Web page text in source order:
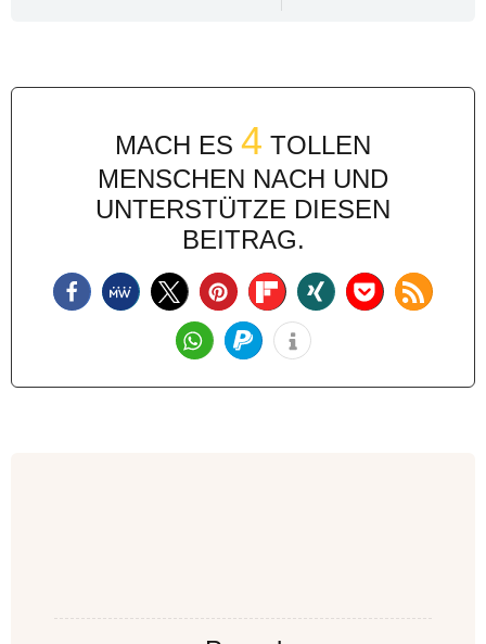
MACH ES 4 TOLLEN
MENSCHEN NACH UND
UNTERSTÜTZE DIESEN
BEITRAG.